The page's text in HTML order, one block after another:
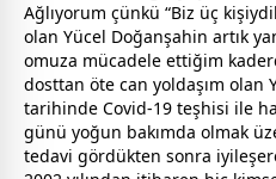
Ağlıyorum çünkü “Biz üç
olan Yücel Doğanşahin artık
omuza mücadele ettiğim
dosttan öte can yoldaşım olan
tarihinde Covid-19 teşhisi ile
günü yoğun bakımda olmak
tedavi gördükten sonra